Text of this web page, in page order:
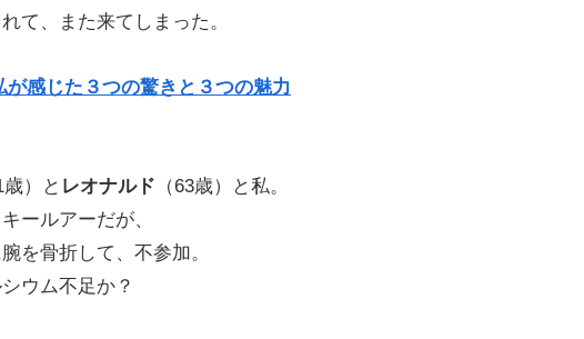
て、また来てしまった。
感じた３つの驚きと３つの魅力
歳）と レオナルド （63歳）と私。
ールアーだが、
を骨折して、不参加。
ウム不足か？